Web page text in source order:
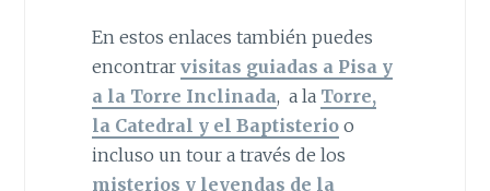
En estos enlaces también puedes
encontrar visitas guiadas a Pisa y
a la Torre Inclinada, a la Torre,
la Catedral y el Baptisterioo
incluso un tour a través de los
misterios y leyendas de la